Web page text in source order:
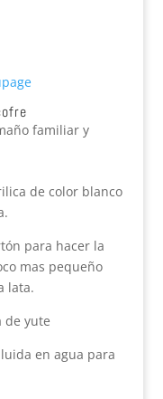
familiar y
de color blanco
para hacer la
mas pequeño
lata.
de yute
en agua para